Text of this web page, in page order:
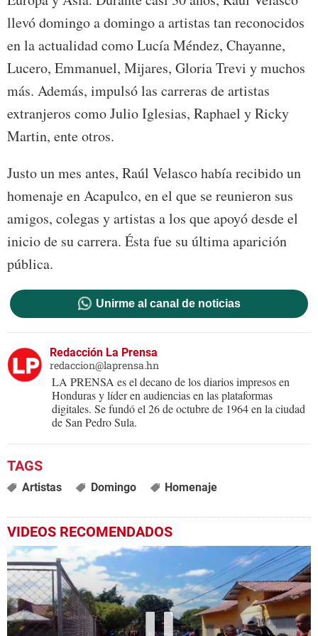
llevó domingo a domingo a artistas tan reconocidos
en la actualidad como Lucía Méndez, Chayanne,
Lucero, Emmanuel, Mijares, Gloria Trevi y muchos
más. Además, impulsó las carreras de artistas
extranjeros como Julio Iglesias, Raphael y Ricky
Martin, ente otros.
Justo un mes antes, Raúl Velasco había recibido un
homenaje en Acapulco, en el que se reunieron sus
amigos, colegas y artistas a los que apoyó desde el
inicio de su carrera. Ésta fue su última aparición
pública.
Unirme al canal de noticias
Redacción La Prensa
redaccion@laprensa.hn
LA PRENSA es el decano de los diarios impresos en
Honduras y líder en audiencias en las plataformas
digitales. Se fundó el 26 de octubre de 1964 en la ciudad
de San Pedro Sula.
Artistas Domingo Homenaje
VIDEOS RECOMENDADOS